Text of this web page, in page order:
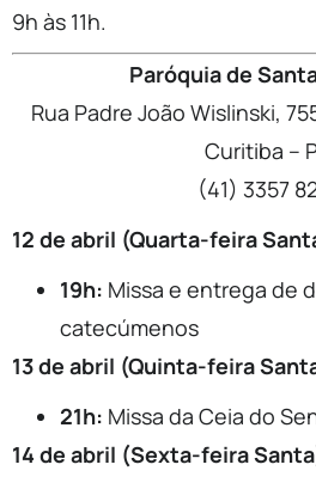
9h às 11h.
Paróquia de
Rua Padre João Wislinski,
Curitiba –
(41) 3357
12 de abril (Quarta-feira
19h: Missa e entrega de
catecúmenos
13 de abril (Quinta-feira
21h: Missa da Ceia do
14 de abril (Sexta-feira